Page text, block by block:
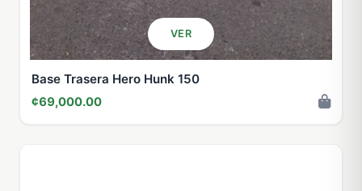
VER
Base Trasera Hero Hunk 150
¢69,000.00